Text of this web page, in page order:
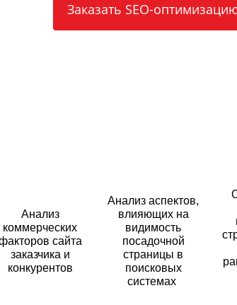
Заказать SEO-
Анализ
коммерческих
сайта
заказчика и
конкурентов
Анализ аспектов,
влияющих на
видимость
посадочной
страницы в
поисковых
системах